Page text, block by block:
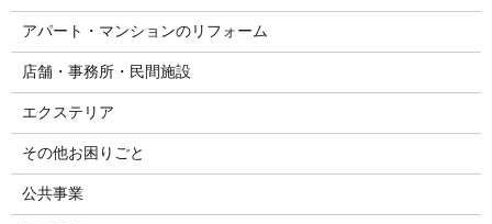
アパート・マンションのリフォーム
店舗・事務所・民間施設
エクステリア
その他お困りごと
公共事業